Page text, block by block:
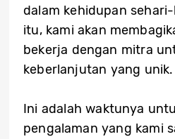
dalam kehidupan
itu, kami akan
bekerja dengan mitra
keberlanjutan yang unik.
Ini adalah waktunya
pengalaman yang kami